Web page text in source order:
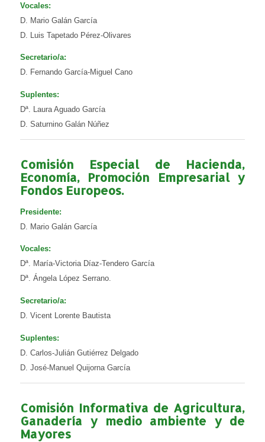
Vocales:
D. Mario Galán García
D. Luis Tapetado Pérez-Olivares
Secretario/a:
D. Fernando García-Miguel Cano
Suplentes:
Dª. Laura Aguado García
D. Saturnino Galán Núñez
Comisión Especial de Hacienda,
Economía, Promoción Empresarial y
Fondos Europeos.
Presidente:
D. Mario Galán García
Vocales:
Dª. María-Victoria Díaz-Tendero García
Dª. Ángela López Serrano.
Secretario/a:
D. Vicent Lorente Bautista
Suplentes:
D. Carlos-Julián Gutiérrez Delgado
D. José-Manuel Quijorna García
Comisión Informativa de Agricultura,
Ganadería y medio ambiente y de
Mayores